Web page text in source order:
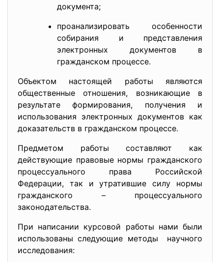
документа;
проанализировать особенности
собирания и представления
электронных документов в
гражданском процессе.
Объектом настоящей работы являются
общественные отношения, возникающие в
результате формирования, получения и
использования электронных документов как
доказательств в гражданском процессе.
Предметом работы составляют как
действующие правовые нормы гражданского
процессуального права Российской
Федерации, так и утратившие силу нормы
гражданского – процессуального
законодательства.
При написании курсовой работы нами были
использованы следующие методы научного
исследования: